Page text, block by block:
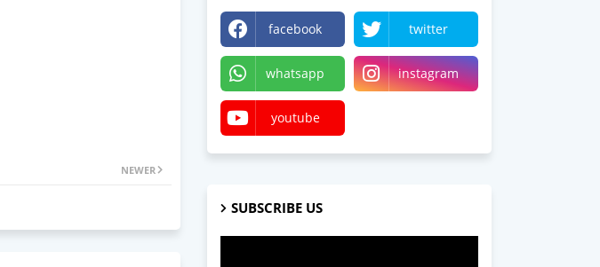
NEWER
facebook twitter
whatsapp instagram
youtube
SUBSCRIBE US